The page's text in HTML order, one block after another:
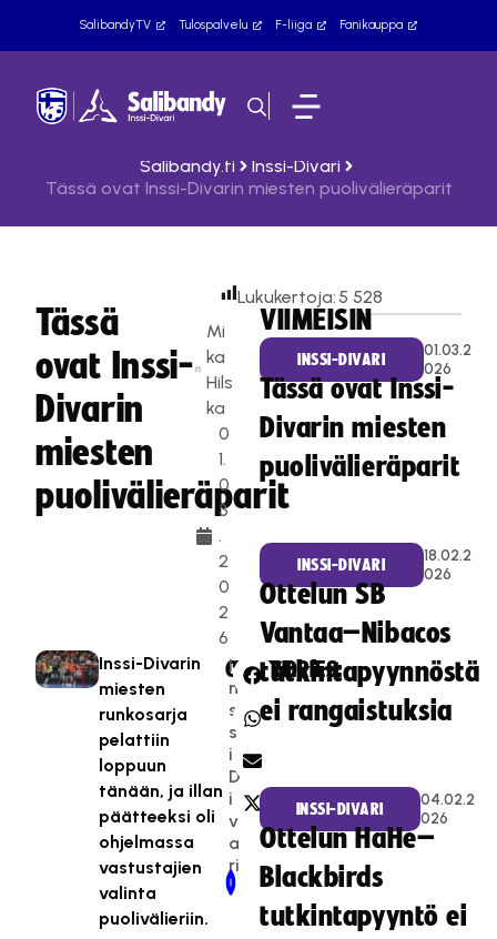
SalibandyTV Tulospalvelu F-liiga Fanikauppa
Salibandy.fi
Inssi-Divari
Tässä ovat Inssi-Divarin miesten puolivälieräparit
Tässä
ovat Inssi-
Divarin
miesten
puolivälieräparit
Mi
ka
Hils
ka
0
1.
0
3
.
2
0
2
6
Lukukertoja: 5 528
Inssi-Divarin
miesten
runkosarja
pelattiin
loppuun
tänään, ja illan
päätteeksi oli
ohjelmassa
vastustajien
valinta
puolivälieriin.
CATEGORIES:
I
n
s
s
i-
D
i
v
a
ri
SHARE:
Older Post
Newer Post
VIIMEISIN
INSSI-DIVARI
01.03.2
026
Tässä ovat Inssi-
Divarin miesten
puolivälieräparit
INSSI-DIVARI
18.02.2
026
Ottelun SB
Vantaa–Nibacos
tutkintapyynnöstä
ei rangaistuksia
INSSI-DIVARI
04.02.2
026
Ottelun HaHe–
Blackbirds
tutkintapyyntö ei